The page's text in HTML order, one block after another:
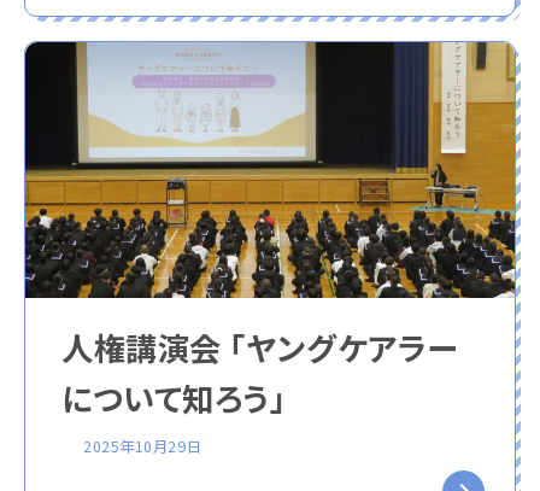
人権講演会 「ヤングケアラー
について知ろう」
2025年10月29日